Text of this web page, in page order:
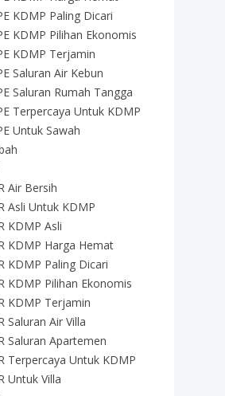
KDMP Paling Dicari
KDMP Pilihan Ekonomis
KDMP Terjamin
Saluran Air Kebun
Saluran Rumah Tangga
Terpercaya Untuk KDMP
Untuk Sawah
Air Bersih
Asli Untuk KDMP
KDMP Asli
KDMP Harga Hemat
KDMP Paling Dicari
KDMP Pilihan Ekonomis
KDMP Terjamin
Saluran Air Villa
Saluran Apartemen
Terpercaya Untuk KDMP
Untuk Villa